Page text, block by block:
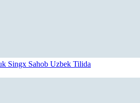
Singx Sahob Uzbek Tilida